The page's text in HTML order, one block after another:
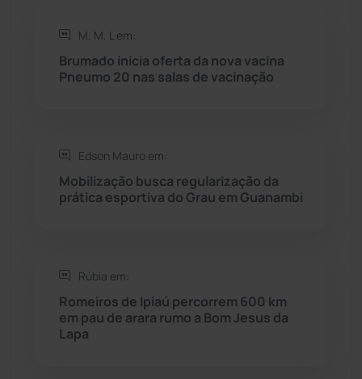
Rio do Antônio
Rio do Pires
Seabra
Sudoeste Baiano (1530)
M. M. L em:
Brumado inicia oferta da nova vacina
Pneumo 20 nas salas de vacinação
Edson Mauro em:
Mobilização busca regularização da
prática esportiva do Grau em Guanambi
Rúbia em:
Romeiros de Ipiaú percorrem 600 km
em pau de arara rumo a Bom Jesus da
Lapa